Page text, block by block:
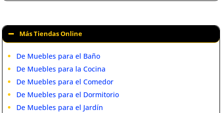
Más Tiendas Online
De Muebles para el Baño
De Muebles para la Cocina
De Muebles para el Comedor
De Muebles para el Dormitorio
De Muebles para el Jardín